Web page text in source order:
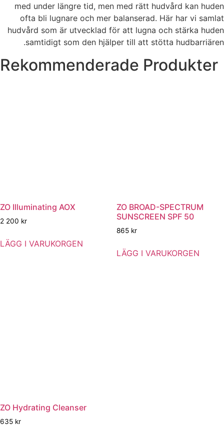
med under längre tid, men med rätt hudvård kan huden
ofta bli lugnare och mer balanserad. Här har vi samlat
hudvård som är utvecklad för att lugna och stärka huden
samtidigt som den hjälper till att stötta hudbarriären.
Rekommenderade Produkter
ZO Illuminating AOX
2 200 kr
LÄGG I VARUKORGEN
ZO BROAD-SPECTRUM
SUNSCREEN SPF 50
865 kr
LÄGG I VARUKORGEN
ZO Hydrating Cleanser
635 kr